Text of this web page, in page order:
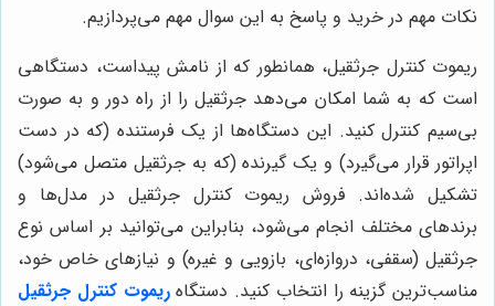
نکات مهم در خرید و پاسخ به این سوال مهم می‌پردازیم.
ریموت کنترل جرثقیل، همانطور که از نامش پیداست، دستگاهی
است که به شما امکان می‌دهد جرثقیل را از راه دور و به صورت
بی‌سیم کنترل کنید. این دستگاه‌ها از یک فرستنده (که در دست
اپراتور قرار می‌گیرد) و یک گیرنده (که به جرثقیل متصل می‌شود)
تشکیل شده‌اند. فروش ریموت کنترل جرثقیل در مدل‌ها و
برندهای مختلف انجام می‌شود، بنابراین می‌توانید بر اساس نوع
جرثقیل (سقفی، دروازه‌ای، بازویی و غیره) و نیازهای خاص خود،
مناسب‌ترین گزینه را انتخاب کنید. دستگاهریموت کنترل جرثقیل